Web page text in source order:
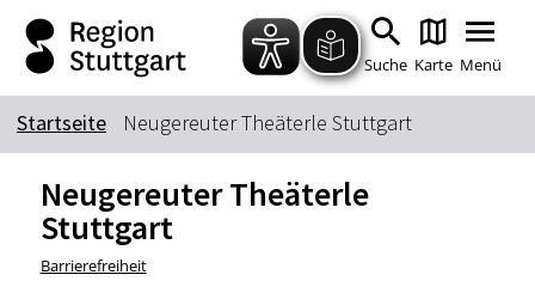
Zum Hauptinhalt springen
Zur Suche springen
Zur Hauptnavigation
Zum Footer springen
Suche Karte Menü
Suchbegriff
Das könnte Sie interessieren
Startseite Neugereuter Theäterle Stuttgart
Neugereuter Theäterle
Stuttgart
Barrierefreiheit